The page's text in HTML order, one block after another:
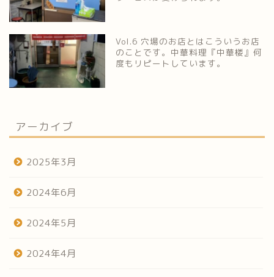
Vol.6 穴場のお店とはこういうお店
のことです。中華料理『中華楼』何
度もリピートしています。
アーカイブ
2025年3月
2024年6月
2024年5月
2024年4月